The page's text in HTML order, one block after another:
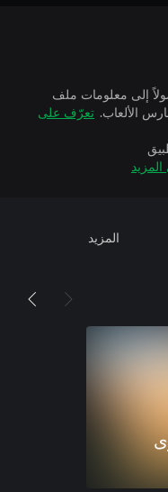
إلى معلومات ملف
تعرّف على
المزيد